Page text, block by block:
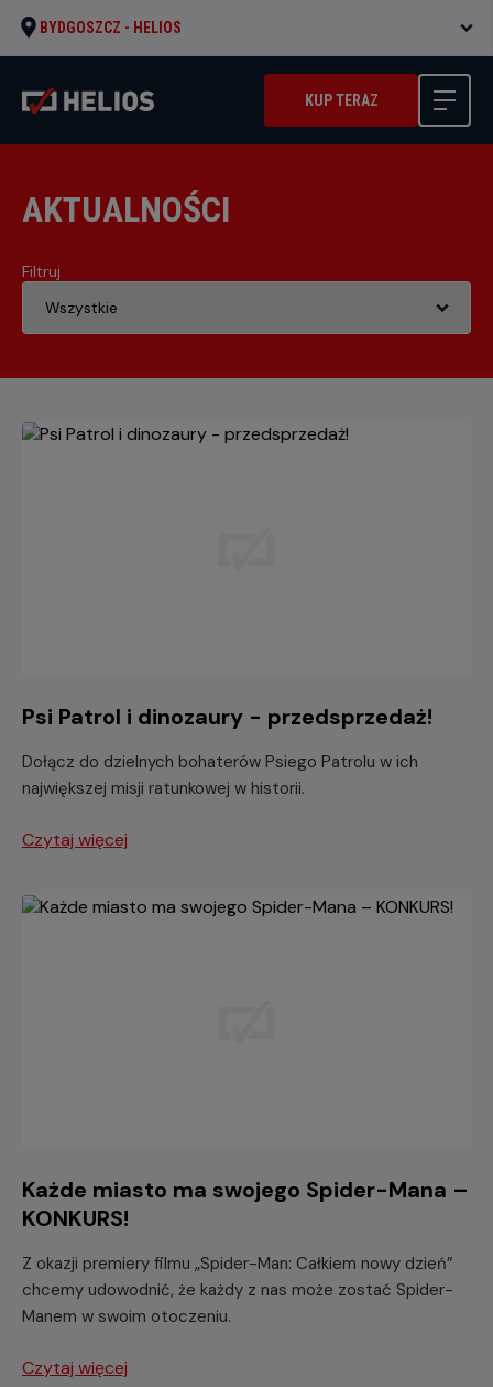
BYDGOSZCZ - HELIOS
KUP TERAZ
AKTUALNOŚCI
Filtruj
Psi Patrol i dinozaury - przedsprzedaż!
Dołącz do dzielnych bohaterów Psiego Patrolu w ich
największej misji ratunkowej w historii.
Czytaj więcej
Każde miasto ma swojego Spider-Mana –
KONKURS!
Z okazji premiery filmu „Spider-Man: Całkiem nowy dzień”
chcemy udowodnić, że każdy z nas może zostać Spider-
Manem w swoim otoczeniu.
Czytaj więcej